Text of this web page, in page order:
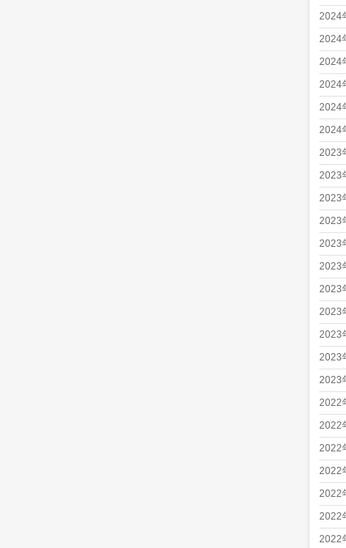
2024
2024
2024
2024
2024
2024
2023
2023
2023
2023
2023
2023
2023
2023
2023
2023
2023
2022
2022
2022
2022
2022
2022
2022